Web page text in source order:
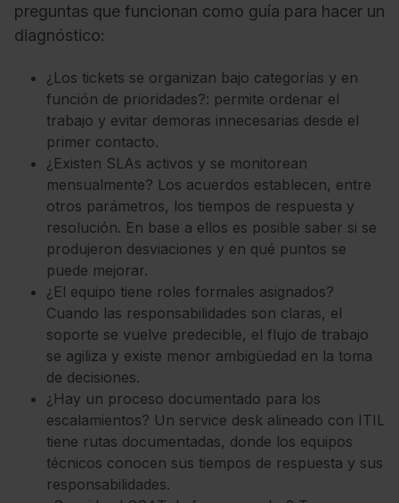
preguntas que funcionan como guía para hacer un
diagnóstico:
¿Los tickets se organizan bajo categorías y en
función de prioridades?: permite ordenar el
trabajo y evitar demoras innecesarias desde el
primer contacto.
¿Existen SLAs activos y se monitorean
mensualmente? Los acuerdos establecen, entre
otros parámetros, los tiempos de respuesta y
resolución. En base a ellos es posible saber si se
produjeron desviaciones y en qué puntos se
puede mejorar.
¿El equipo tiene roles formales asignados?
Cuando las responsabilidades son claras, el
soporte se vuelve predecible, el flujo de trabajo
se agiliza y existe menor ambigüedad en la toma
de decisiones.
¿Hay un proceso documentado para los
escalamientos? Un service desk alineado con ITIL
tiene rutas documentadas, donde los equipos
técnicos conocen sus tiempos de respuesta y sus
responsabilidades.